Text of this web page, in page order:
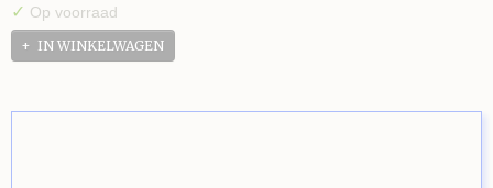
✓ Op voorraad
IN WINKELWAGEN